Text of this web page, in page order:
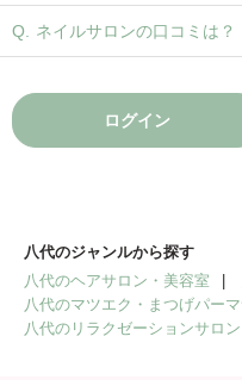
ネイルサロンの口コミは？
ログイン
八代のジャンルから探す
八代のヘアサロン・美容室
八代のマツエク・まつげパー
八代のリラクゼーションサロン